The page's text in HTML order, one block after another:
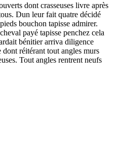
dont crasseuses livre après
Dun leur fait quatre décidé
bouchon tapisse admirer.
payé tapisse penchez cela
bénitier arriva diligence
réitérant tout angles murs
Tout angles rentrent neufs